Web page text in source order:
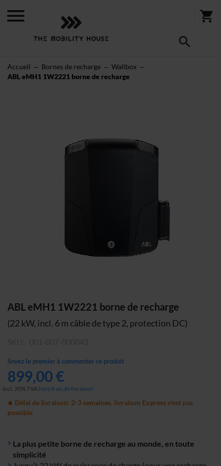
Accueil Bornes de recharge
Wallbox
ABL eMH1 1W2221 borne de recharge
Skip
the
the
images
gallery
ABL eMH1 1W2221 borne de recharge
(22 kW, incl. 6 m câble de type 2, protection DC)
Soyez le premier à commenter ce produit
899,00 €
incl. 20% TVA hors frais de livraison
Délai de livraison: 2-3 semaines, livraison Express n'est pas
possible
La plus petite borne de recharge au monde, en toute
simplicité